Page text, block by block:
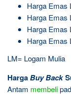
Harga Emas
Harga Emas
Harga Emas
Harga Emas
LM= Logam Mulia
HargaBuy Back
Antam membeli